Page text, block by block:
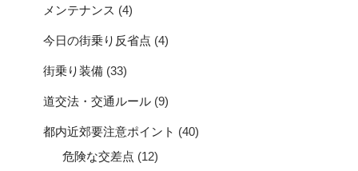
メンテナンス (4)
今日の街乗り反省点 (4)
街乗り装備 (33)
道交法・交通ルール (9)
都内近郊要注意ポイント (40)
危険な交差点 (12)